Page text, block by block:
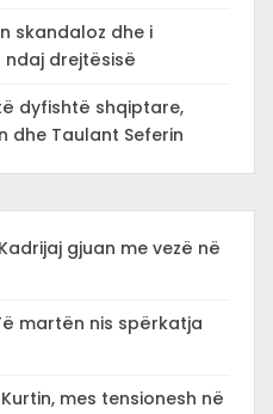
skandaloz dhe i
ndaj drejtësisë
dyfishtë shqiptare,
dhe Taulant Seferin
gjuan me vezë në
martën nis spërkatja
mes tensionesh në